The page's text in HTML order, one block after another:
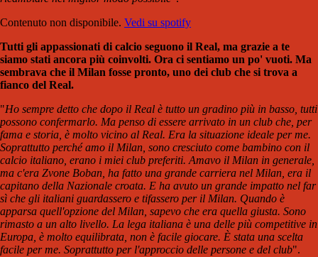
Contenuto non disponibile. Vedi su spotify
Tutti gli appassionati di calcio seguono il Real, ma grazie a te
siamo stati ancora più coinvolti. Ora ci sentiamo un po' vuoti. Ma
sembrava che il Milan fosse pronto, uno dei club che si trova a
fianco del Real.
"Ho sempre detto che dopo il Real è tutto un gradino più in basso, tutti
possono confermarlo. Ma penso di essere arrivato in un club che, per
fama e storia, è molto vicino al Real. Era la situazione ideale per me.
Soprattutto perché amo il Milan, sono cresciuto come bambino con il
calcio italiano, erano i miei club preferiti. Amavo il Milan in generale,
ma c'era Zvone Boban, ha fatto una grande carriera nel Milan, era il
capitano della Nazionale croata. E ha avuto un grande impatto nel far
sì che gli italiani guardassero e tifassero per il Milan. Quando è
apparsa quell'opzione del Milan, sapevo che era quella giusta. Sono
rimasto a un alto livello. La lega italiana è una delle più competitive in
Europa, è molto equilibrata, non è facile giocare. È stata una scelta
facile per me. Soprattutto per l'approccio delle persone e del club".